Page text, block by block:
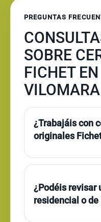
PREGUNTAS
SOBRE
FICHET
¿Trabajáis con
originales
¿Podéis revisar
residencial o de